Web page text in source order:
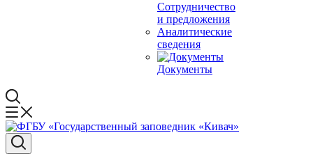
Сотрудничество
и предложения
Аналитические
сведения
Документы